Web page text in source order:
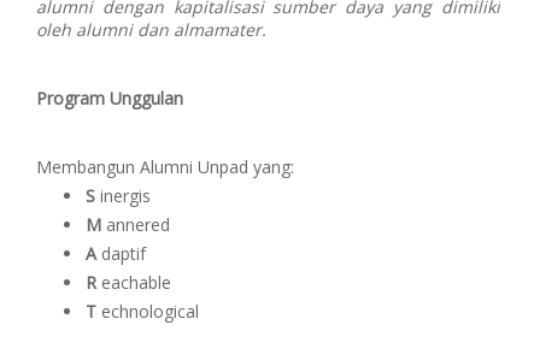
alumni dengan kapitalisasi sumber daya yang dimiliki
oleh alumni dan almamater.
Program Unggulan
Membangun Alumni Unpad yang:
S inergis
M annered
Adaptif
Reachable
T echnological